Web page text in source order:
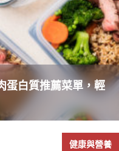
蛋白質推薦菜單，輕
健康與營養